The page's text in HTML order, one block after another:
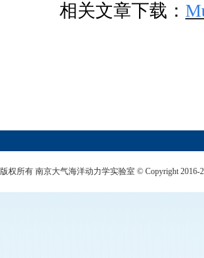
相关文章下载：
版权所有 南京大气海洋动力学实验室 © Copyright 2016-